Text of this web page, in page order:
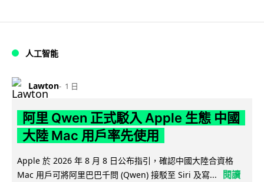
人工智能
Lawton 1 日
阿里 Qwen 正式駁入 Apple 生態 中國
大陸 Mac 用戶率先使用
Apple 於 2026 年 8 月 8 日公布指引，確認中國大陸合資格
Mac 用戶可將阿里巴巴千問 (Qwen) 接駁至 Siri 及寫...
閱讀